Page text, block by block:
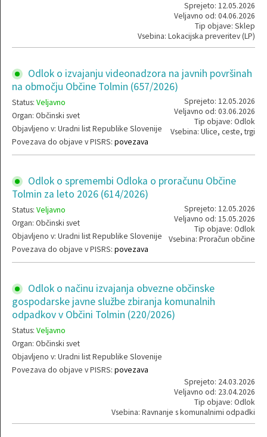
Sprejeto: 12.05.2026
Veljavno od: 04.06.2026
Tip objave: Sklep
Vsebina: Lokacijska preveritev (LP)
Odlok o izvajanju videonadzora na javnih površinah
na območju Občine Tolmin (657/2026)
Status: Veljavno
Organ: Občinski svet
Objavljeno v: Uradni list Republike Slovenije
Povezava do objave v PISRS: povezava
Sprejeto: 12.05.2026
Veljavno od: 03.06.2026
Tip objave: Odlok
Vsebina: Ulice, ceste, trgi
Odlok o spremembi Odloka o proračunu Občine
Tolmin za leto 2026 (614/2026)
Status: Veljavno
Organ: Občinski svet
Objavljeno v: Uradni list Republike Slovenije
Povezava do objave v PISRS: povezava
Sprejeto: 12.05.2026
Veljavno od: 15.05.2026
Tip objave: Odlok
Vsebina: Proračun občine
Odlok o načinu izvajanja obvezne občinske
gospodarske javne službe zbiranja komunalnih
odpadkov v Občini Tolmin (220/2026)
Status: Veljavno
Organ: Občinski svet
Objavljeno v: Uradni list Republike Slovenije
Povezava do objave v PISRS: povezava
Sprejeto: 24.03.2026
Veljavno od: 23.04.2026
Tip objave: Odlok
Vsebina: Ravnanje s komunalnimi odpadki